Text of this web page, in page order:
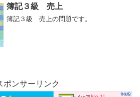
簿記３級 売上
簿記３級 売上の問題です。
ポンサーリンク